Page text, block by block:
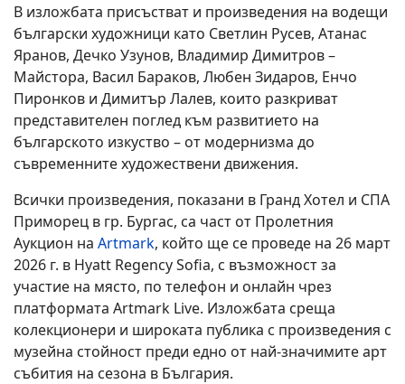
В изложбата присъстват и произведения на водещи
български художници като Светлин Русев, Атанас
Яранов, Дечко Узунов, Владимир Димитров –
Майстора, Васил Бараков, Любен Зидаров, Енчо
Пиронков и Димитър Лалев, които разкриват
представителен поглед към развитието на
българското изкуство – от модернизма до
съвременните художествени движения.
Всички произведения, показани в Гранд Хотел и СПА
Приморец в гр. Бургас, са част от Пролетния
Аукцион на Artmark, който ще се проведе на 26 март
2026 г. в Hyatt Regency Sofia, с възможност за
участие на място, по телефон и онлайн чрез
платформата Artmark Live. Изложбата среща
колекционери и широката публика с произведения с
музейна стойност преди едно от най-значимите арт
събития на сезона в България.